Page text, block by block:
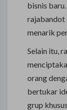
bisnis
rajabandot
menarik
Selain itu,
orang
bertukar
grup